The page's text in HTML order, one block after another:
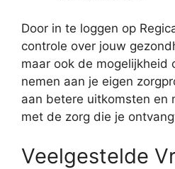
Door in te loggen op
controle over jouw
maar ook de mogelijkheid
nemen aan je eigen
aan betere uitkomsten en
met de zorg die je
Veelgestelde